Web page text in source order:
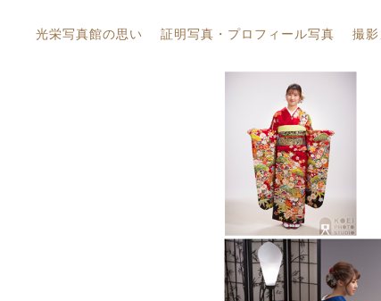
光栄写真館の思い 証明写真・プロフィール写真
証
プロフィール写真(トータルスタイル) プ
撮
お宮詣り・百日祝
卒業・入園・入学